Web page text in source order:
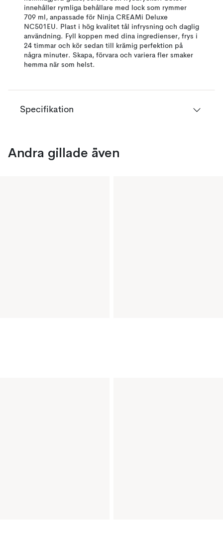
innehåller rymliga behållare med lock som rymmer
709 ml, anpassade för Ninja CREAMi Deluxe
NC501EU. Plast i hög kvalitet tål infrysning och daglig
användning. Fyll koppen med dina ingredienser, frys i
24 timmar och kör sedan till krämig perfektion på
några minuter. Skapa, förvara och variera fler smaker
hemma när som helst.
Specifikation
Andra gillade även